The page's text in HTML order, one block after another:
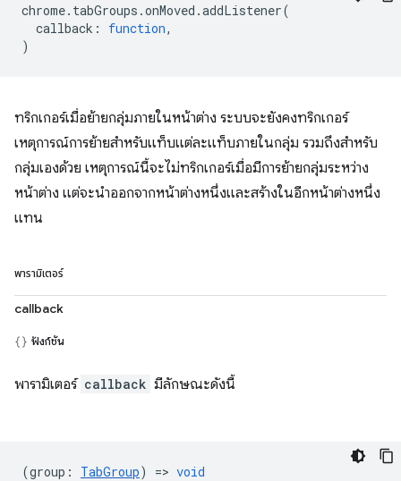
chrome. tabGroups .onMoved .addListener(
callback : function,
)
ทริกเกอร์เมื่อย้ายกลุ่มภายในหน้าต่าง ระบบจะยังคงทริกเกอร์
เหตุการณ์การย้ายสำหรับแท็บแต่ละแท็บภายในกลุ่ม รวมถึงสำหรับ
กลุ่มเองด้วย เหตุการณ์นี้จะไม่ทริกเกอร์เมื่อมีการย้ายกลุ่มระหว่าง
หน้าต่าง แต่จะนำออกจากหน้าต่างหนึ่งและสร้างในอีกหน้าต่างหนึ่ง
แทน
พารามิเตอร์
callback
ฟังก์ชัน
พารามิเตอร์ callback มีลักษณะดังนี้
(group : TabGroup) => void